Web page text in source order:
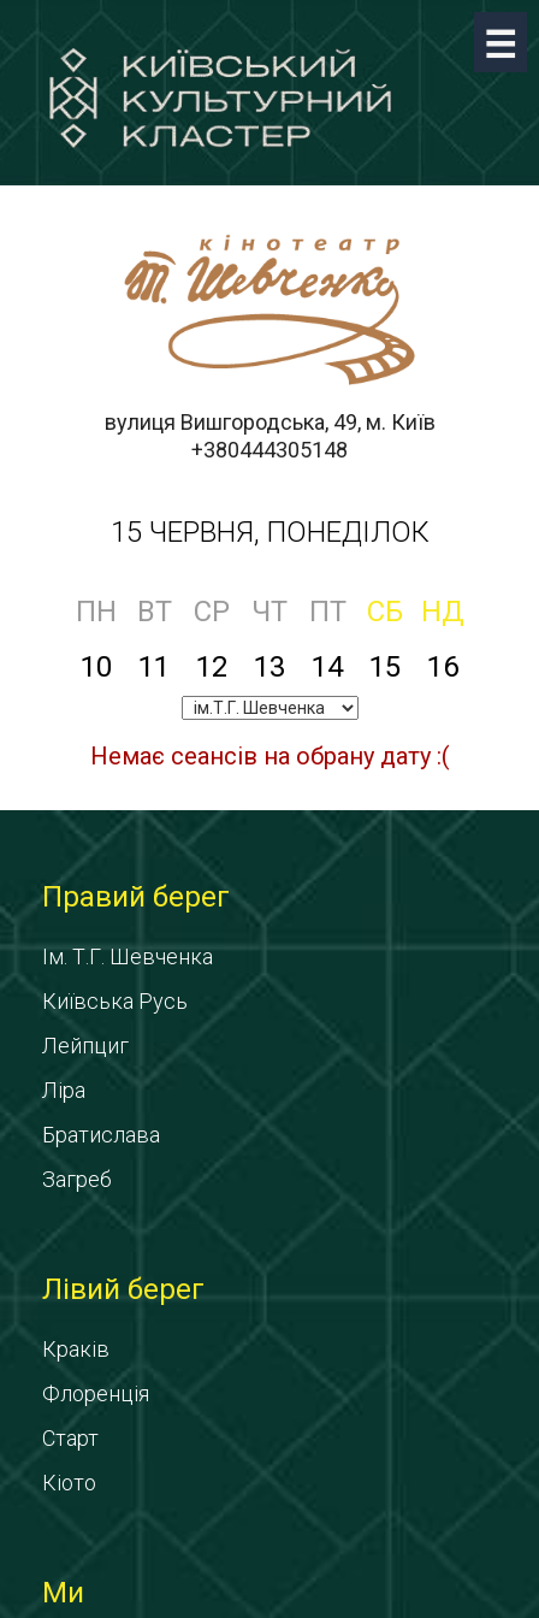
вулиця Вишгородська, 49, м. Київ
+380444305148
15 ЧЕРВНЯ, ПОНЕДІЛОК
ПН ВТ СР ЧТ ПТ СБ
НД
10
11 12 13 14 15 16
Немає сеансів на обрану дату :(
Правий берег
Ім. Т.Г. Шевченка
Київська Русь
Лейпциг
Ліра
Братислава
Загреб
Лівий берег
Краків
Флоренція
Старт
Кіото
Ми